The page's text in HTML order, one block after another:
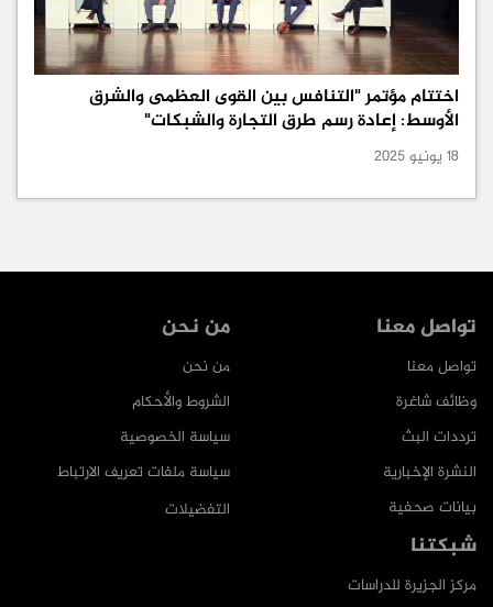
اختتام مؤتمر "التنافس بين القوى العظمى والشرق
الأوسط: إعادة رسم طرق التجارة والشبكات"
18 يونيو 2025
من نحن
من نحن
الشروط والأحكام
سياسة الخصوصية
سياسة ملفات تعريف الارتباط
التفضيلات
تواصل معنا
تواصل معنا
وظائف شاغرة
ترددات البث
النشرة الإخبارية
بيانات صحفية
شبكتنا
مركز الجزيرة للدراسات